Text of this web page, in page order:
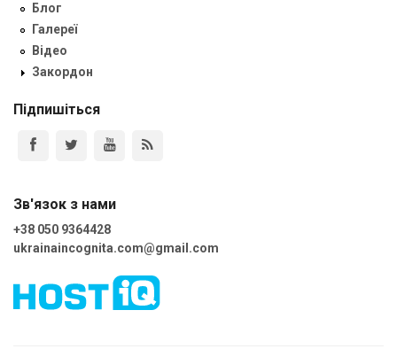
Блог
Галереї
Відео
Закордон
Підпишіться
Зв'язок з нами
+38 050 9364428
ukrainaincognita.com@gmail.com